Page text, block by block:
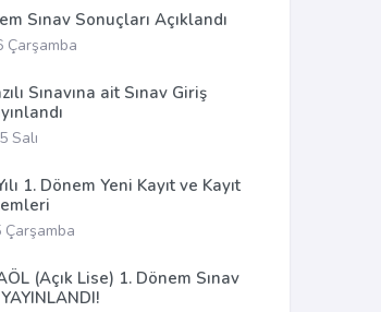
Sınav Sonuçları Açıklandı
Çarşamba
Sınavına ait Sınav Giriş
Salı
1. Dönem Yeni Kayıt ve Kayıt
(Açık Lise) 1. Dönem Sınav